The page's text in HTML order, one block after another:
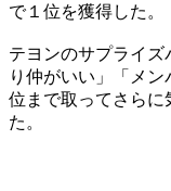
で１位を獲得した。
テヨンのサプライ
り仲がいい」「メン
位まで取ってさらに
た。